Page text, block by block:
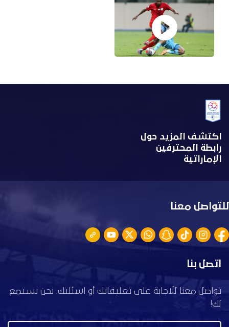
اكتشف المزيد حول
رابطة المحترفين
الإماراتية
للتواصل معنا
اتصل بنا
تواصل معنا للاجابة على تعليقاتك أو اسئلتك. نحن نستمع
لك!